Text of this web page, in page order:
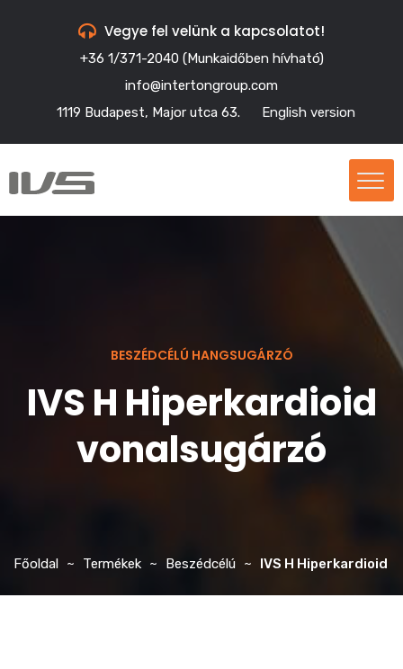
Vegye fel velünk a kapcsolatot!
+36 1/371-2040 (Munkaidőben hívható)
info@intertongroup.com
1119 Budapest, Major utca 63.
English version
BESZÉDCÉLÚ HANGSUGÁRZÓ
IVS H Hiperkardioid
vonalsugárzó
Főoldal Termékek Beszédcélú IVS H Hiperkardioid